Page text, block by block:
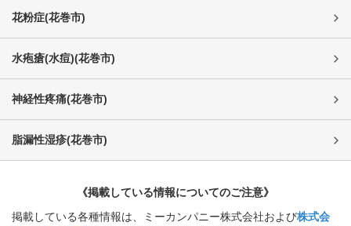
花粉症(花巻市)
水疱瘡(水痘)(花巻市)
神経性疼痛(花巻市)
脂漏性湿疹(花巻市)
《掲載している情報についてのご注意》
掲載している各種情報は、ミーカンパニー株式会社および株式会